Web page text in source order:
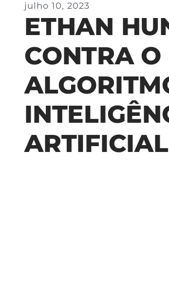
julho 10, 2023
ETHAN
CONTRA O
ARTIFICIAL